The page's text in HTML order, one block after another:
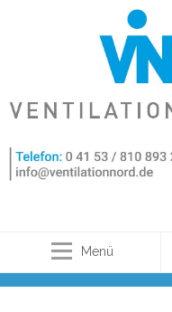
Menü